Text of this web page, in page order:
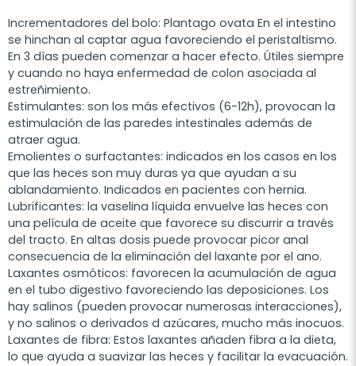
Incrementadores del bolo: Plantago ovata En el intestino
se hinchan al captar agua favoreciendo el peristaltismo.
En 3 días pueden comenzar a hacer efecto. Útiles siempre
y cuando no haya enfermedad de colon asociada al
estreñimiento.
Estimulantes: son los más efectivos (6-12h), provocan la
estimulación de las paredes intestinales además de
atraer agua.
Emolientes o surfactantes: indicados en los casos en los
que las heces son muy duras ya que ayudan a su
ablandamiento. Indicados en pacientes con hernia.
Lubrificantes: la vaselina líquida envuelve las heces con
una película de aceite que favorece su discurrir a través
del tracto. En altas dosis puede provocar picor anal
consecuencia de la eliminación del laxante por el ano.
Laxantes osmóticos: favorecen la acumulación de agua
en el tubo digestivo favoreciendo las deposiciones. Los
hay salinos (pueden provocar numerosas interacciones),
y no salinos o derivados d azúcares, mucho más inocuos.
Laxantes de fibra: Estos laxantes añaden fibra a la dieta,
lo que ayuda a suavizar las heces y facilitar la evacuación.